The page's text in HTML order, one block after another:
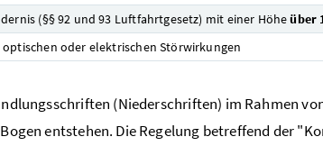
(§§ 92 und 93 Luftfahrtgesetz) mit einer Höheüber
oder elektrischen Störwirkungen
(Niederschriften) im Rahmen
entstehen. Die Regelung betreffend der